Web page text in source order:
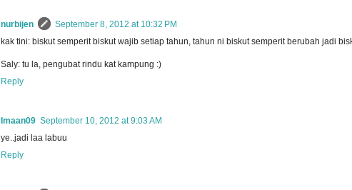
nurbijen
September 8, 2012 at 10:32 PM
kak tini: biskut semperit biskut wajib setiap tahun, tahun ni biskut semperit berubah jadi
Saly: tu la, pengubat rindu kat kampung :)
Reply
Imaan09 September 10, 2012 at 9:03 AM
ye..jadi laa labuu
Reply